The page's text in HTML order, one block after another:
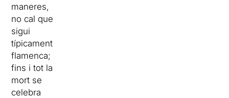
maneres,
no cal que
sigui
típicament
flamenca;
fins i tot la
mort se
celebra